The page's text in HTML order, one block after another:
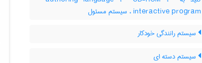
interactive program ، سیستم مسئول
سیستم رانندگی خودکار
سیستم دسته ای